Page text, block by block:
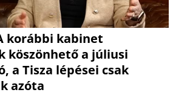
korábbi kabinet
köszönhető a júliusi
a Tisza lépései csak
azóta